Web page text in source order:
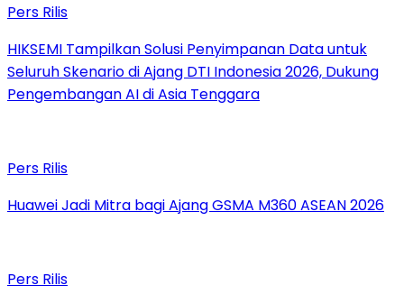
Pers Rilis
HIKSEMI Tampilkan Solusi Penyimpanan Data untuk
Seluruh Skenario di Ajang DTI Indonesia 2026, Dukung
Pengembangan AI di Asia Tenggara
Pers Rilis
Huawei Jadi Mitra bagi Ajang GSMA M360 ASEAN 2026
Pers Rilis